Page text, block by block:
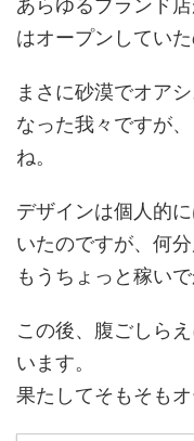
あらゆるブランド
はオープンしていた
まさに砂漠でオア
なった我々ですが
ね。
デザインは個人的
いたのですが、何
もうちょっと稼い
この後、腹ごしら
います。
果たしてそもそも